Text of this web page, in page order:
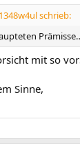
schrieb:
mit so
Sinne,